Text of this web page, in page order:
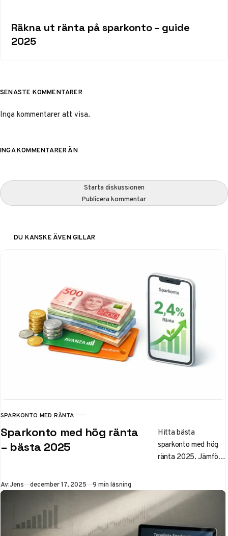
Räkna ut ränta på sparkonto – guide
2025
SENASTE KOMMENTARER
Inga kommentarer att visa.
INGA KOMMENTARER ÄN
Starta diskussionen
Publicera kommentar
DU KANSKE ÄVEN GILLAR
KATEGORI
SPARKONTO MED RÄNTA
Sparkonto med hög ränta
– bästa 2025
Hitta bästa
sparkonto med hög
ränta 2025. Jämför
uttag, rörlig/fasts
ränta och
insättningsgaranti.
Så maxar du
Av:Jens Publicerad
december 17, 2025 9 min läsning